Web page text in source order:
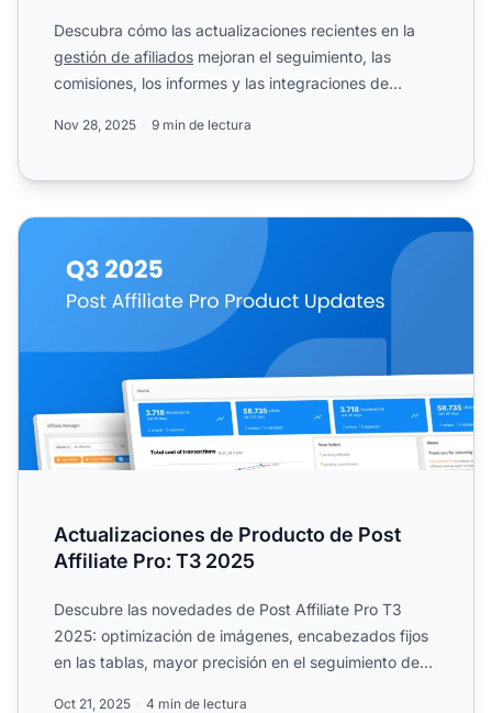
Descubra cómo las actualizaciones recientes en la
gestión de afiliados mejoran el seguimiento, las
comisiones, los informes y las integraciones de
Nov 28, 2025 9 min de lectura
Actualizaciones de Producto de Post Affiliate Pro: T3
Actualizaciones de Producto de Post
Affiliate Pro: T3 2025
Descubre las novedades de Post Affiliate Pro T3
2025: optimización de imágenes, encabezados fijos
en las tablas, mayor precisión en el seguimiento de
Oct 21, 2025 4 min de lectura